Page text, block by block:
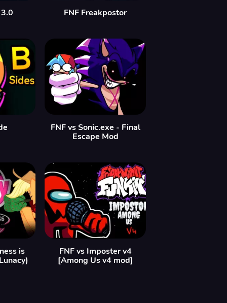
FNF Freakpostor
FNF vs Sonic.exe - Final
Escape Mod
is
FNF vs Imposter v4
[Among Us v4 mod]